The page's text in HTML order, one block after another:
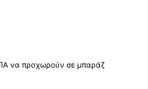
να προχωρούν σε μπαράζ